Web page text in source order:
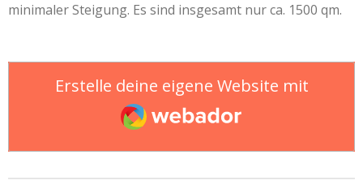
minimaler Steigung. Es sind insgesamt nur ca. 1500 qm.
Erstelle deine eigene Website mit
Webador